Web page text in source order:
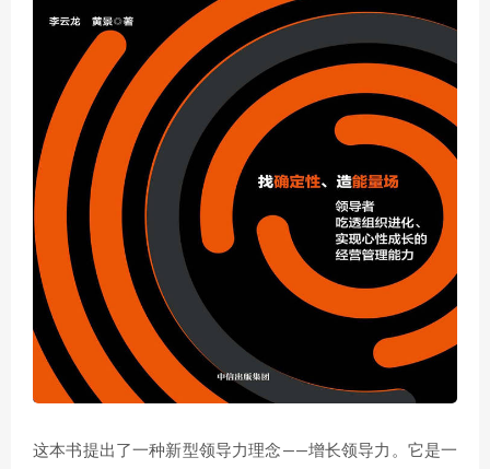
这本书提出了一种新型领导力理念——增长领导力。它是一